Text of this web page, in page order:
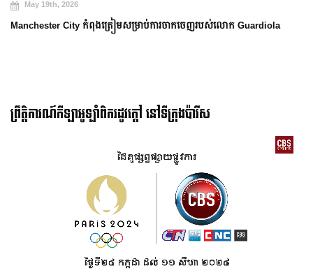
May 19th, 2026
Manchester City កំពុងត្រៀមសម្រាប់ការចាកចេញរបស់លោក Guardiola
ព្រឹត្តិការណ៍កីឡាអូឡាំពិករដូវក្ដៅ នៅទីក្រុងប៉ារីស